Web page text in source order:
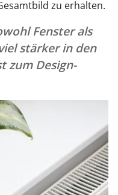
zu erhalten.
Fenster als
stärker in den
zum Design-